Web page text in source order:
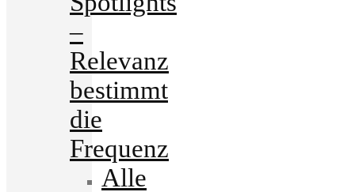
–
Relevanz
bestimmt
die
Frequenz
Alle